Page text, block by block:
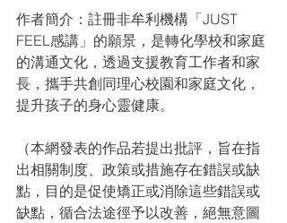
作者簡介：註冊非牟利機構「JUST
FEEL感講」的願景，是轉化學校和家庭
的溝通文化，透過支援教育工作者和家
長，攜手共創同理心校園和家庭文化，
提升孩子的身心靈健康。
（本網發表的作品若提出批評，旨在指
出相關制度、政策或措施存在錯誤或缺
點，目的是促使矯正或消除這些錯誤或
缺點，循合法途徑予以改善，絕無意圖